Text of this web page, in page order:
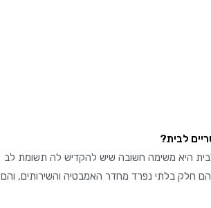
משימה חשובה שיש להקדיש לה תשומת לב
בלתי נפרד מחדר האמבטיה והשירותים, והם